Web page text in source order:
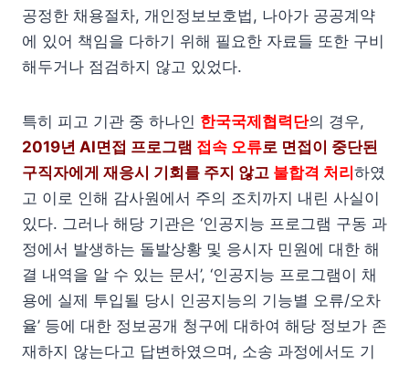
공정한 채용절차, 개인정보보호법, 나아가 공공계약
에 있어 책임을 다하기 위해 필요한 자료들 또한 구비
해두거나 점검하지 않고 있었다.
특히 피고 기관 중 하나인 한국국제협력단의 경우,
2019년 AI면접 프로그램 접속 오류로 면접이 중단된
구직자에게 재응시 기회를 주지 않고 불합격 처리하였
고 이로 인해 감사원에서 주의 조치까지 내린 사실이
있다. 그러나 해당 기관은 ‘인공지능 프로그램 구동 과
정에서 발생하는 돌발상황 및 응시자 민원에 대한 해
결 내역을 알 수 있는 문서’, ‘인공지능 프로그램이 채
용에 실제 투입될 당시 인공지능의 기능별 오류/오차
율’ 등에 대한 정보공개 청구에 대하여 해당 정보가 존
재하지 않는다고 답변하였으며, 소송 과정에서도 기